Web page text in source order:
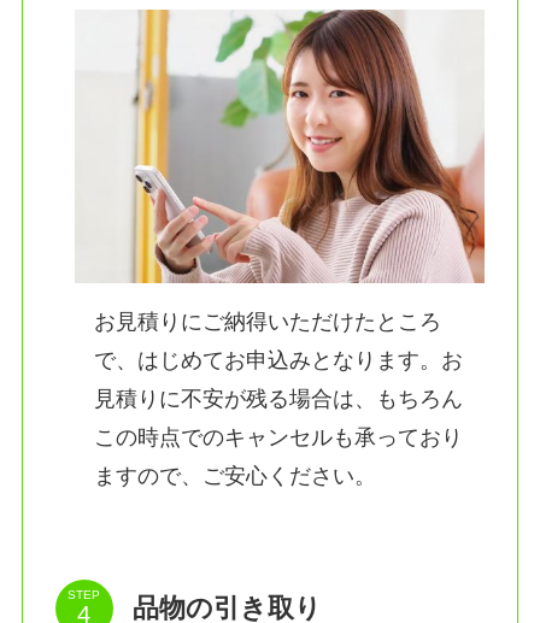
お見積りにご納得いただけたところ
で、はじめてお申込みとなります。お
見積りに不安が残る場合は、もちろん
この時点でのキャンセルも承っており
ますので、ご安心ください。
STEP 品物の引き取り